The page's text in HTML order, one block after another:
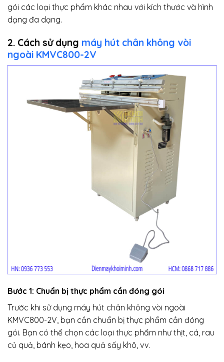
gói các loại thực phẩm khác nhau với kích thước và hình
dạng đa dạng.
2. Cách sử dụng máy hút chân không vòi
ngoài KMVC800-2V
Bước 1: Chuẩn bị thực phẩm cần đóng gói
Trước khi sử dụng máy hút chân không vòi ngoài
KMVC800-2V, bạn cần chuẩn bị thực phẩm cần đóng
gói. Bạn có thể chọn các loại thực phẩm như thịt, cá, rau
củ quả, bánh kẹo, hoa quả sấy khô, vv.